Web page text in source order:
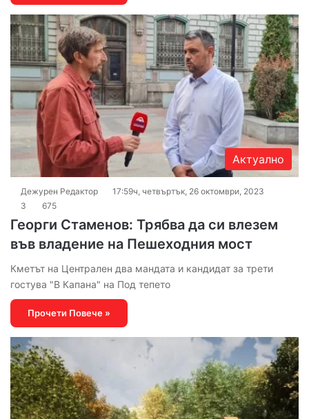
Актуално
Дежурен Редактор
17:59ч, четвъртък, 26 октомври, 2023
3
675
Георги Стаменов: Трябва да си влезем
във владение на Пешеходния мост
Кметът на Централен два мандата и кандидат за трети
гостува "В Капана" на Под тепето
Прочети Повече »